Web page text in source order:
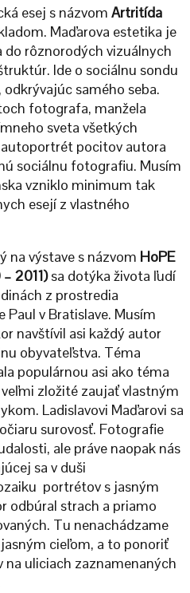
esej s názvom Artritída
Maďarova estetika je
do rôznorodých vizuálnych
Ide o sociálnu sondu
samého seba.
fotografa, manžela
sveta všetkých
pocitov autora
sociálnu fotografiu. Musím
vzniklo minimum tak
esejí z vlastného
na výstave s názvom HoPE
2011)sa dotýka života ľudí
z prostredia
Paul v Bratislave. Musím
navštívil asi každý autor
obyvateľstva. Téma
populárnou asi ako téma
zložité zaujať vlastným
Ladislavovi Maďarovi sa
surovosť. Fotografie
ale práve naopak nás
sa v duši
portrétov s jasným
odbúral strach a priamo
Tu nenachádzame
cieľom, a to ponoriť
uliciach zaznamenaných